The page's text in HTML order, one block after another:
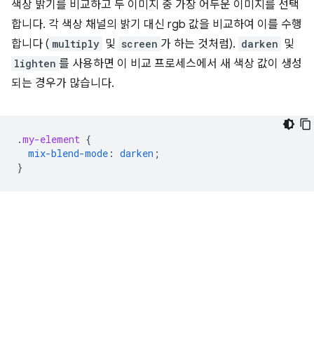
색상 밝기를 비교하고 두 이미지 중 가장 어두운 이미지를 선택
합니다. 각 색상 채널의 밝기 대신 rgb 값을 비교하여 이를 수행
합니다 ( multiply 및 screen 가 하는 것처럼). darken 및
lighten 를 사용하면 이 비교 프로세스에서 새 색상 값이 생성
되는 경우가 많습니다.
.my-element {
mix-blend-mode : darken ;
}